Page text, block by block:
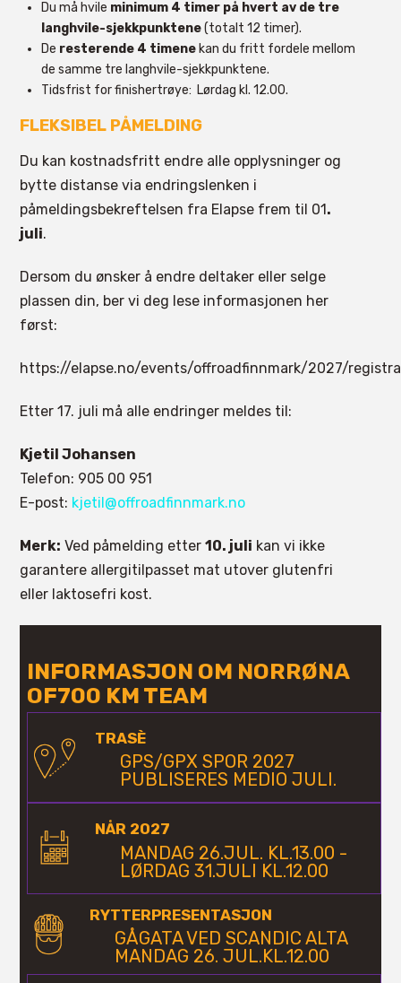
Du må hvile minimum 4 timer på hvert av de tre
langhvile-sjekkpunktene(totalt 12 timer).
De resterende 4 timenekan du fritt fordele mellom
de samme tre langhvile-sjekkpunktene.
Tidsfrist for finishertrøye: Lørdag kl. 12.00.
FLEKSIBEL PÅMELDING
Du kan kostnadsfritt endre alle opplysninger og
bytte distanse via endringslenken i
påmeldingsbekreftelsen fra Elapse frem til 01.
juli.
Dersom du ønsker å endre deltaker eller selge
plassen din, ber vi deg lese informasjonen her
først:
https://elapse.no/events/offroadfinnmark/2027/
Etter 17. juli må alle endringer meldes til:
Kjetil Johansen
Telefon: 905 00 951
E-post: kjetil@offroadfinnmark.no
Merk: Ved påmelding etter10. juli kan vi ikke
garantere allergitilpasset mat utover glutenfri
eller laktosefri kost.
INFORMASJON OM NORRØNA
OF700 KM TEAM
TRASÈ
GPS/GPX SPOR 2027
PUBLISERES MEDIO JULI.
NÅR 2027
MANDAG 26.JUL. KL.13.00 -
LØRDAG 31.JULI KL.12.00
RYTTERPRESENTASJON
GÅGATA VED SCANDIC ALTA
MANDAG 26. JUL.KL.12.00